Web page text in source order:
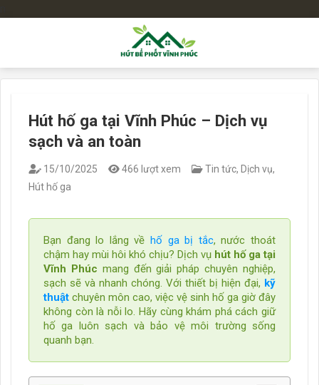
Hút hố ga tại Vĩnh Phúc – Dịch vụ
sạch và an toàn
15/10/2025 466 lượt xem Tin tức, Dịch vụ,
Hút hố ga
Bạn đang lo lắng về hố ga bị tắc, nước thoát
chậm hay mùi hôi khó chịu? Dịch vụ hút hố ga tại
Vĩnh Phúc mang đến giải pháp chuyên nghiệp,
sạch sẽ và nhanh chóng. Với thiết bị hiện đại, kỹ
thuật chuyên môn cao, việc vệ sinh hố ga giờ đây
không còn là nỗi lo. Hãy cùng khám phá cách giữ
hố ga luôn sạch và bảo vệ môi trường sống
quanh bạn.